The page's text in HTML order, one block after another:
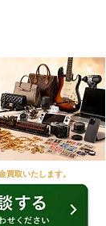
買取いたします。